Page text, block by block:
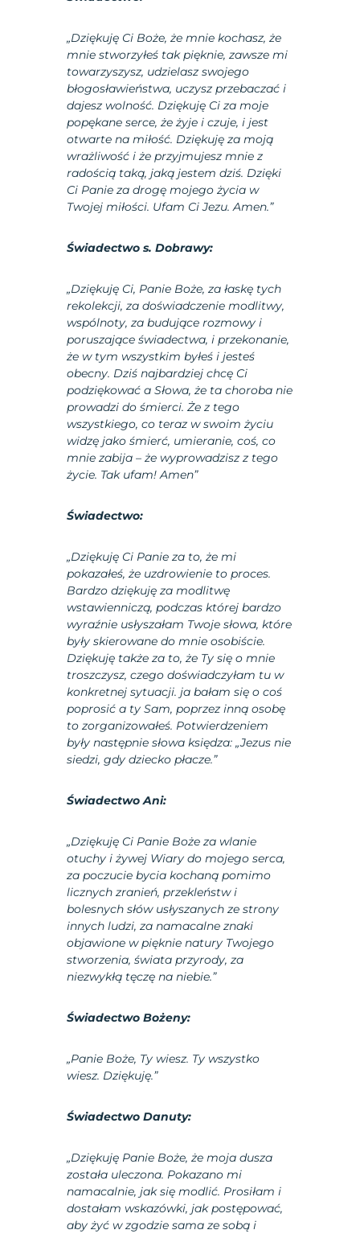
„Dziękuję Ci Boże, że mnie kochasz, że
mnie stworzyłeś tak pięknie, zawsze mi
towarzyszysz, udzielasz swojego
błogosławieństwa, uczysz przebaczać i
dajesz wolność. Dziękuję Ci za moje
popękane serce, że żyje i czuje, i jest
otwarte na miłość. Dziękuję za moją
wrażliwość i że przyjmujesz mnie z
radością taką, jaką jestem dziś. Dzięki
Ci Panie za drogę mojego życia w
Twojej miłości. Ufam Ci Jezu. Amen.”
Świadectwo s. Dobrawy:
„Dziękuję Ci, Panie Boże, za łaskę tych
rekolekcji, za doświadczenie modlitwy,
wspólnoty, za budujące rozmowy i
poruszające świadectwa, i przekonanie,
że w tym wszystkim byłeś i jesteś
obecny. Dziś najbardziej chcę Ci
podziękować a Słowa, że ta choroba nie
prowadzi do śmierci. Że z tego
wszystkiego, co teraz w swoim życiu
widzę jako śmierć, umieranie, coś, co
mnie zabija – że wyprowadzisz z tego
życie. Tak ufam! Amen”
Świadectwo:
„Dziękuję Ci Panie za to, że mi
pokazałeś, że uzdrowienie to proces.
Bardzo dziękuję za modlitwę
wstawienniczą, podczas której bardzo
wyraźnie usłyszałam Twoje słowa, które
były skierowane do mnie osobiście.
Dziękuję także za to, że Ty się o mnie
troszczysz, czego doświadczyłam tu w
konkretnej sytuacji. ja bałam się o coś
poprosić a ty Sam, poprzez inną osobę
to zorganizowałeś. Potwierdzeniem
były następnie słowa księdza: „Jezus nie
siedzi, gdy dziecko płacze.”
Świadectwo Ani:
„Dziękuję Ci Panie Boże za wlanie
otuchy i żywej Wiary do mojego serca,
za poczucie bycia kochaną pomimo
licznych zranień, przekleństw i
bolesnych słów usłyszanych ze strony
innych ludzi, za namacalne znaki
objawione w pięknie natury Twojego
stworzenia, świata przyrody, za
niezwykłą tęczę na niebie.”
Świadectwo Bożeny:
„Panie Boże, Ty wiesz. Ty wszystko
wiesz. Dziękuję.”
Świadectwo Danuty:
„Dziękuję Panie Boże, że moja dusza
została uleczona. Pokazano mi
namacalnie, jak się modlić. Prosiłam i
dostałam wskazówki, jak postępować,
aby żyć w zgodzie sama ze sobą i